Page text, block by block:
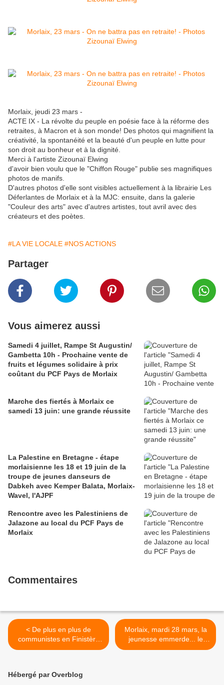
Morlaix, jeudi 23 mars -
ACTE IX - La révolte du peuple en poésie face à la réforme des
retraites, à Macron et à son monde! Des photos qui magnifient la
créativité, la spontanéité et la beauté d'un peuple en lutte pour
son droit au bonheur et à la dignité.
Merci à l'artiste Zizounaï Elwing
d'avoir bien voulu que le "Chiffon Rouge" publie ses magnifiques
photos de manifs.
D'autres photos d'elle sont visibles actuellement à la librairie Les
Déferlantes de Morlaix et à la MJC: ensuite, dans la galerie
"Couleur des arts" avec d'autres artistes, tout avril avec des
créateurs et des poètes.
#LA VIE LOCALE #NOS ACTIONS
Partager
Vous aimerez aussi
Samedi 4 juillet, Rampe St Augustin/
Gambetta 10h - Prochaine vente de
fruits et légumes solidaire à prix
coûtant du PCF Pays de Morlaix
Marche des fiertés à Morlaix ce
samedi 13 juin: une grande réussite
La Palestine en Bretagne - étape
morlaisienne les 18 et 19 juin de la
troupe de jeunes danseurs de
Dabkeh avec Kemper Balata, Morlaix-
Wavel, l'AJPF
Rencontre avec les Palestiniens de
Jalazone au local du PCF Pays de
Morlaix
Commentaires
< De plus en plus de
communistes en Finistère
Pierre FONTANIER -Ouest-
Morlaix, mardi 28 mars, la
jeunesse emmerde... le
front Macronal! - photos
Hébergé par Overblog